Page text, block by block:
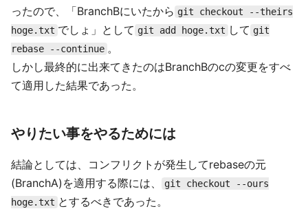
ったので、「BranchBにいたから git checkout --theirs
hoge.txt でしょ」として git add hoge.txt して git
rebase --continue 。
しかし最終的に出来てきたのはBranchBのcの変更をすべ
て適用した結果であった。
やりたい事をやるためには
結論としては、コンフリクトが発生してrebaseの元
(BranchA)を適用する際には、
git checkout --ours
hoge.txt とするべきであった。